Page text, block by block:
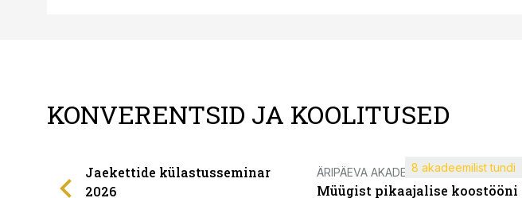
KONVERENTSID JA KOOLITUSED
Jaekettide külastusseminar
2026
ÄRIPÄEVA AKADEEMIA
Müügist pikaajalise koostööni
8 akadeemilist tundi